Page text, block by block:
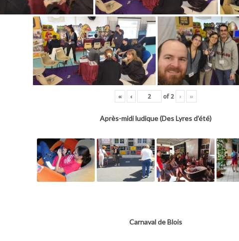
« ‹ of2 › »
Après-midi ludique (Des Lyres d’été)
Carnaval de Blois